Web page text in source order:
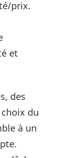
prix.
et
des
du
à un